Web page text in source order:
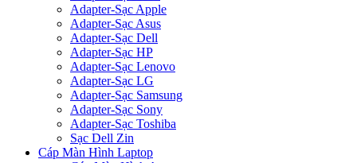
Adapter-Sạc Apple
Adapter-Sạc Asus
Adapter-Sạc Dell
Adapter-Sạc HP
Adapter-Sạc Lenovo
Adapter-Sạc LG
Adapter-Sạc Samsung
Adapter-Sạc Sony
Adapter-Sạc Toshiba
Sạc Dell Zin
Cáp Màn Hình Laptop